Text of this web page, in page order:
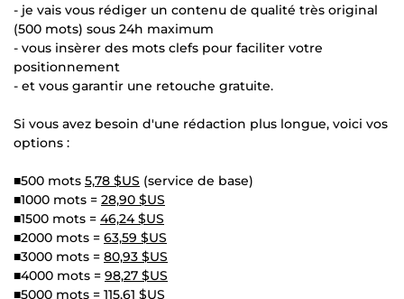
- je vais vous rédiger un contenu de qualité très original
(500 mots) sous 24h maximum
- vous insèrer des mots clefs pour faciliter votre
positionnement
- et vous garantir une retouche gratuite.
Si vous avez besoin d'une rédaction plus longue, voici vos
options :
■500 mots 5,78 $US (service de base)
■1000 mots = 28,90 $US
■1500 mots = 46,24 $US
■2000 mots = 63,59 $US
■3000 mots = 80,93 $US
■4000 mots = 98,27 $US
■5000 mots = 115,61 $US